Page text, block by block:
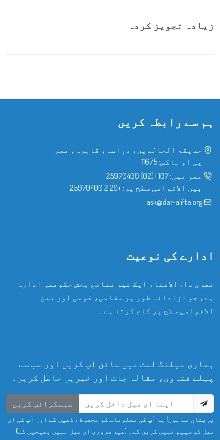
زیادہ تجویز کردہ
ہم سے رابطہ کریں
حدیقۃ الخالدین، دراسہ، قاہرہ، مصر
پی او باکس: 11675
مصر میں: 107
|
(02) 25970400
بین الاقوامی سطح پر: +20 2 25970400
ask@dar-alifta.org
ادارے کی نوعیت
مصری دارالافتاء ایک غیر منافع بخش حکومتی ادارہ
ہے، جو آزادانہ طور پر مقامی، قومی اور بین
الاقوامی سطح پر کام کرتا ہے۔
ہماری میلنگ لسٹ میں سائن اپ کریں اور سب سے
پہلے فتاوی، مقالہ جات اور خبریں حاصل کریں۔
سبسکرائب کریں
پریشان مت ہوں! ہم آپ کی معلومات کو محفوظ رکھیں گے اور آپ کی ای
میل کو سپیم نہیں کریں گے۔ (غیر ضروری ای میل نہیں بھیجیں گے)